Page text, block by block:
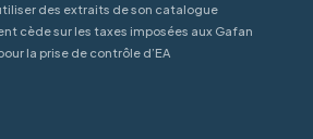
des extraits de son catalogue
cède sur les taxes imposées aux Gafan
la prise de contrôle d’EA